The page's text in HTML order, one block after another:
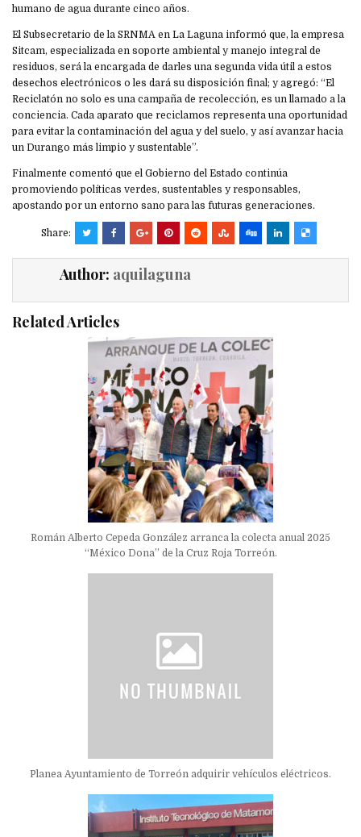
humano de agua durante cinco años.
El Subsecretario de la SRNMA en La Laguna informó que, la empresa
Sitcam, especializada en soporte ambiental y manejo integral de
residuos, será la encargada de darles una segunda vida útil a estos
desechos electrónicos o les dará su disposición final; y agregó: “El
Reciclatón no solo es una campaña de recolección, es un llamado a la
conciencia. Cada aparato que reciclamos representa una oportunidad
para evitar la contaminación del agua y del suelo, y así avanzar hacia
un Durango más limpio y sustentable”.
Finalmente comentó que el Gobierno del Estado continúa
promoviendo políticas verdes, sustentables y responsables,
apostando por un entorno sano para las futuras generaciones.
Share:
Author: aquilaguna
Related Articles
Román Alberto Cepeda González arranca la colecta anual 2025
“México Dona” de la Cruz Roja Torreón.
Planea Ayuntamiento de Torreón adquirir vehículos eléctricos.